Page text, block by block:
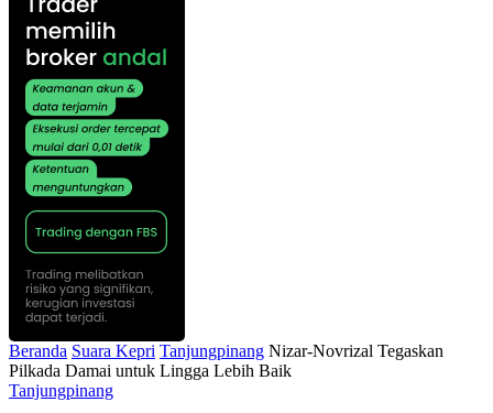
Beranda Suara Kepri Tanjungpinang Nizar-Novrizal Tegaskan
Pilkada Damai untuk Lingga Lebih Baik
Tanjungpinang